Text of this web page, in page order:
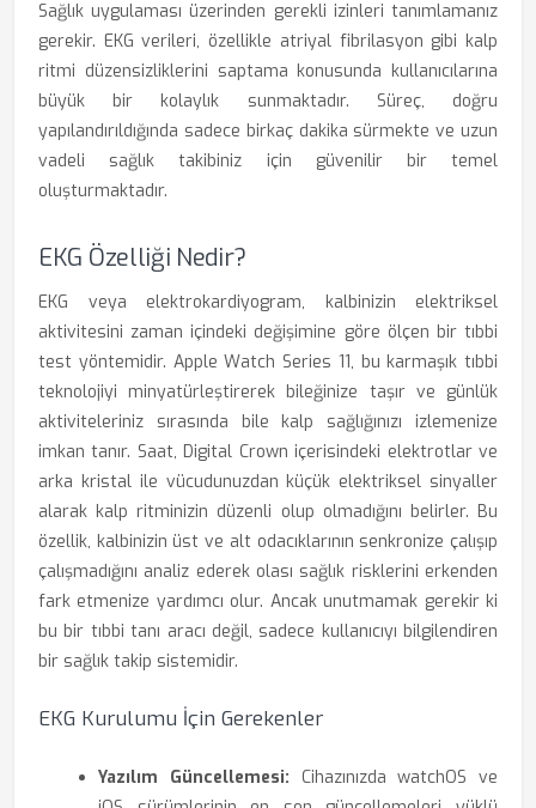
Sağlık uygulaması üzerinden gerekli izinleri tanımlamanız
gerekir. EKG verileri, özellikle atriyal fibrilasyon gibi kalp
ritmi düzensizliklerini saptama konusunda kullanıcılarına
büyük bir kolaylık sunmaktadır. Süreç, doğru
yapılandırıldığında sadece birkaç dakika sürmekte ve uzun
vadeli sağlık takibiniz için güvenilir bir temel
oluşturmaktadır.
EKG Özelliği Nedir?
EKG veya elektrokardiyogram, kalbinizin elektriksel
aktivitesini zaman içindeki değişimine göre ölçen bir tıbbi
test yöntemidir. Apple Watch Series 11, bu karmaşık tıbbi
teknolojiyi minyatürleştirerek bileğinize taşır ve günlük
aktiviteleriniz sırasında bile kalp sağlığınızı izlemenize
imkan tanır. Saat, Digital Crown içerisindeki elektrotlar ve
arka kristal ile vücudunuzdan küçük elektriksel sinyaller
alarak kalp ritminizin düzenli olup olmadığını belirler. Bu
özellik, kalbinizin üst ve alt odacıklarının senkronize çalışıp
çalışmadığını analiz ederek olası sağlık risklerini erkenden
fark etmenize yardımcı olur. Ancak unutmamak gerekir ki
bu bir tıbbi tanı aracı değil, sadece kullanıcıyı bilgilendiren
bir sağlık takip sistemidir.
EKG Kurulumu İçin Gerekenler
Yazılım Güncellemesi: Cihazınızda watchOS ve